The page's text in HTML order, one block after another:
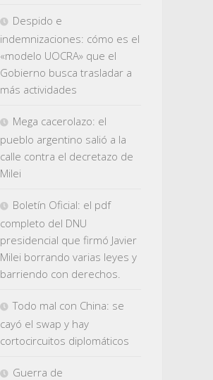
Despido e
indemnizaciones: cómo es el
«modelo UOCRA» que el
Gobierno busca trasladar a
más actividades
Mega cacerolazo: el
pueblo argentino salió a la
calle contra el decretazo de
Milei
Boletín Oficial: el pdf
completo del DNU
presidencial que firmó Javier
Milei borrando varias leyes y
barriendo con derechos.
Todo mal con China: se
cayó el swap y hay
cortocircuitos diplomáticos
Guerra de